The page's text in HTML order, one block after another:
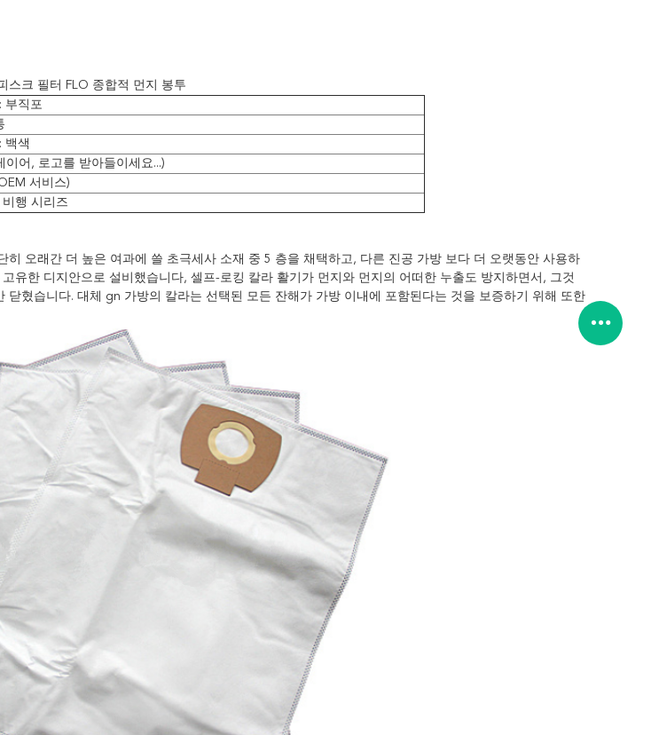
스크 필터 FLO 종합적 먼지 봉투
부직포
백색
이어, 로고를 받아들이세요...)
서비스)
행 시리즈
히 오래간 더 높은 여과에 쓸 초극세사 소재 중 5 층을 채택하고, 다른 진공 가방 보다 더 오랫동안 사용하
유한 디지안으로 설비했습니다, 셀프-로킹 칼라 활기가 먼지와 먼지의 어떠한 누출도 방지하면서, 그것
닫혔습니다. 대체 gn 가방의 칼라는 선택된 모든 잔해가 가방 이내에 포함된다는 것을 보증하기 위해 또한